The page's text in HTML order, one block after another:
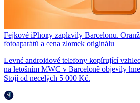
Fejkové iPhony zaplavily Barcelonu.
fotoaparátů a cena zlomek originálu
Levné androidové telefony kopírující
na letošním MWC v Barceloně objevily
Stojí od necelých 5 000 Kč.